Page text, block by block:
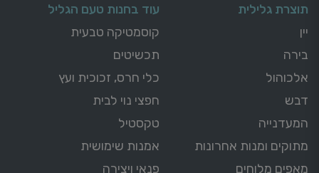
תוצרת גלילית
יין
בירה
אלכוהול
דבש
המעדנייה
מתוקים ומנות אחרונות
מאפים מלוחים
עוד בחנות טעם הגליל
קוסמטיקה טבעית
תכשיטים
כלי חרס, זכוכית ועץ
חפצי נוי לבית
טקסטיל
אמנות שימושית
פנאי ויצירה